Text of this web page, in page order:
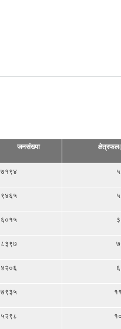
जनसंख्या
७१९४
९४६५
६०१५
८३९७
४२०६
७९३५
५२९८